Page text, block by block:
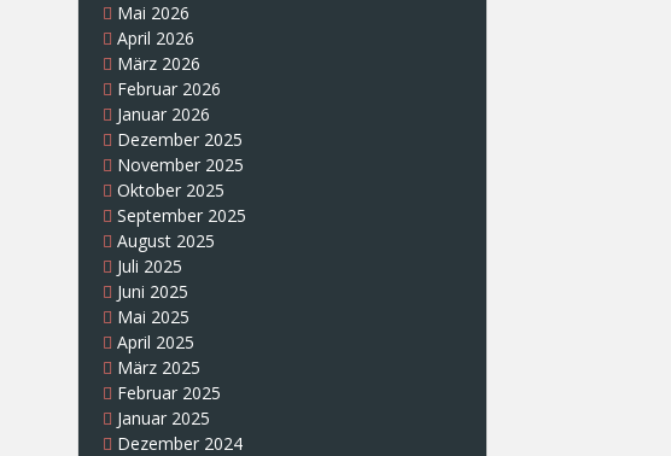
Mai 2026
April 2026
März 2026
Februar 2026
Januar 2026
Dezember 2025
November 2025
Oktober 2025
September 2025
August 2025
Juli 2025
Juni 2025
Mai 2025
April 2025
März 2025
Februar 2025
Januar 2025
Dezember 2024